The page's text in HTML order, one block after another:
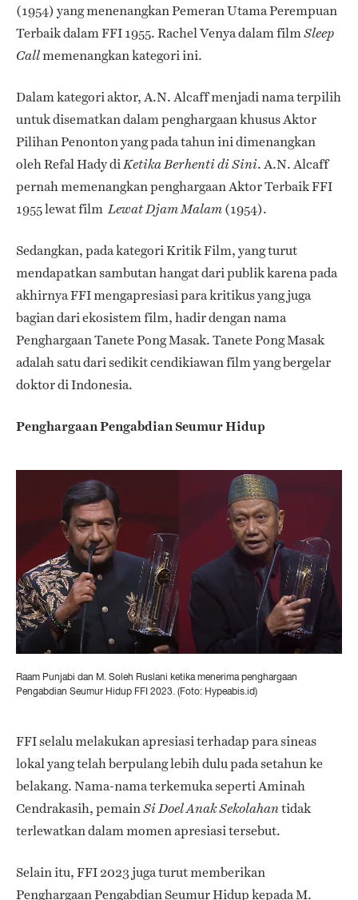
(1954) yang menenangkan Pemeran Utama Perempuan
Terbaik dalam FFI 1955. Rachel Venya dalam filmSleep
Callmemenangkan kategori ini.
Dalam kategori aktor, A.N. Alcaff menjadi nama terpilih
untuk disematkan dalam penghargaan khusus Aktor
Pilihan Penonton yang pada tahun ini dimenangkan
oleh Refal Hady diKetika Berhenti di Sini. A.N. Alcaff
pernah memenangkan penghargaan Aktor Terbaik FFI
1955 lewat film Lewat Djam Malam (1954).
Sedangkan, pada kategori Kritik Film, yang turut
mendapatkan sambutan hangat dari publik karena pada
akhirnya FFI mengapresiasi para kritikus yang juga
bagian dari ekosistem film, hadir dengan nama
Penghargaan Tanete Pong Masak. Tanete Pong Masak
adalah satu dari sedikit cendikiawan film yang bergelar
doktor di Indonesia.
Penghargaan Pengabdian Seumur Hidup
Raam Punjabi dan M. Soleh Ruslani ketika menerima penghargaan
Pengabdian Seumur Hidup FFI 2023. (Foto: Hypeabis.id)
FFI selalu melakukan apresiasi terhadap para sineas
lokal yang telah berpulang lebih dulu pada setahun ke
belakang. Nama-nama terkemuka seperti Aminah
Cendrakasih, pemainSi Doel Anak Sekolahantidak
terlewatkan dalam momen apresiasi tersebut.
Selain itu, FFI 2023 juga turut memberikan
Penghargaan Pengabdian Seumur Hidup kepada M.